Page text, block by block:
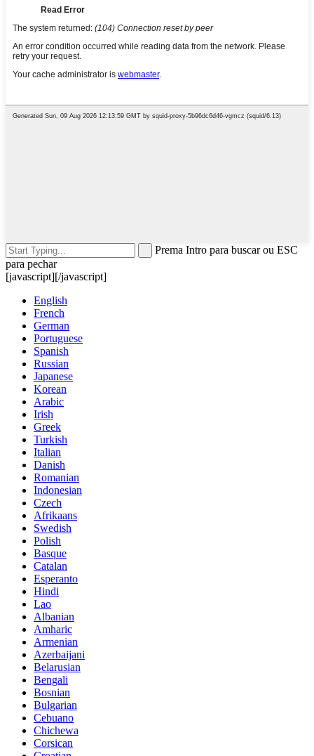
Prema Intro para buscar ou ESC
para pechar
[javascript][/javascript]
English
French
German
Portuguese
Spanish
Russian
Japanese
Korean
Arabic
Irish
Greek
Turkish
Italian
Danish
Romanian
Indonesian
Czech
Afrikaans
Swedish
Polish
Basque
Catalan
Esperanto
Hindi
Lao
Albanian
Amharic
Armenian
Azerbaijani
Belarusian
Bengali
Bosnian
Bulgarian
Cebuano
Chichewa
Corsican